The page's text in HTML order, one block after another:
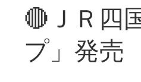
🔴ＪＲ四
プ」発売